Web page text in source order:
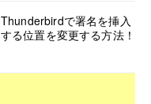
Thunderbirdで署名を挿入
する位置を変更する方法！